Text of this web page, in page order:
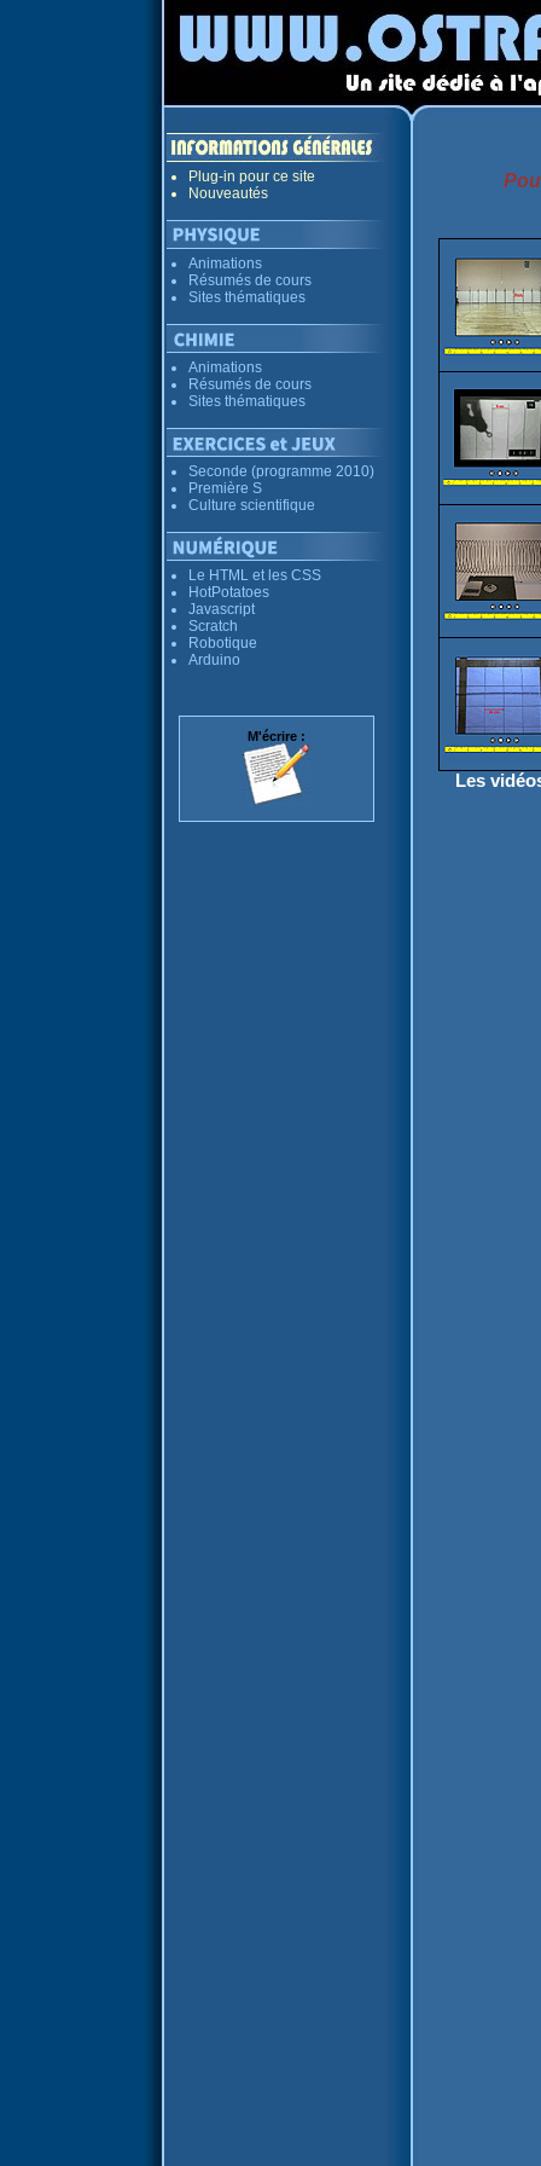
Plug-in pour ce site
Nouveautés
Animations
Résumés de cours
Sites thématiques
Animations
Résumés de cours
Sites thématiques
Seconde (programme 2010)
Première S
Culture scientifique
Le HTML et les CSS
HotPotatoes
Javascript
Scratch
Robotique
Arduino
M'écrire :
Les